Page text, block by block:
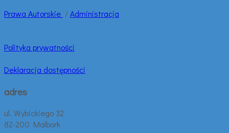
Prawa Autorskie /Administracja
Polityka prywatności
Deklaracja dostępności
adres
ul. Wybickiego 32
82-200 Malbork